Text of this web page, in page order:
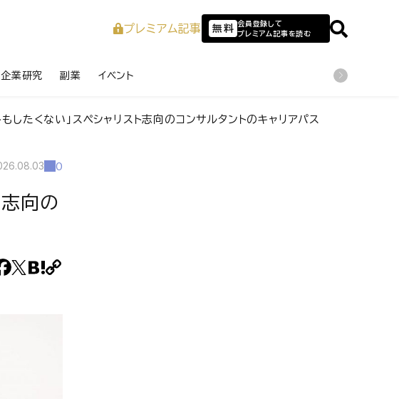
プレミアム記事 無料 会員登録して
プレミアム記事を読む
企業研究 副業 イベント
したくない」スペシャリスト志向のコンサルタントのキャリアパス
0
志向の